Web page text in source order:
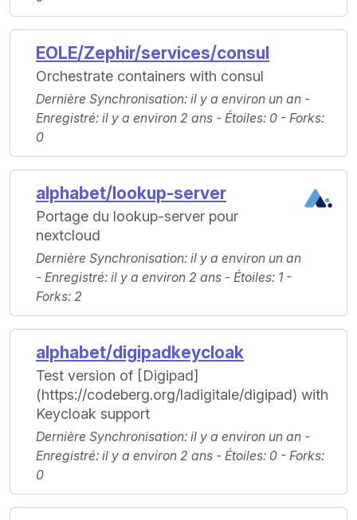
EOLE/Zephir/services/consul
Orchestrate containers with consul
Dernière Synchronisation: il y a environ un an -
Enregistré: il y a environ 2 ans - Étoiles: 0 - Forks:
0
alphabet/lookup-server
Portage du lookup-server pour
nextcloud
Dernière Synchronisation: il y a environ un an
- Enregistré: il y a environ 2 ans - Étoiles: 1 -
Forks: 2
alphabet/digipadkeycloak
Test version of [Digipad]
(https://codeberg.org/ladigitale/digipad) with
Keycloak support
Dernière Synchronisation: il y a environ un an -
Enregistré: il y a environ 2 ans - Étoiles: 0 - Forks:
0